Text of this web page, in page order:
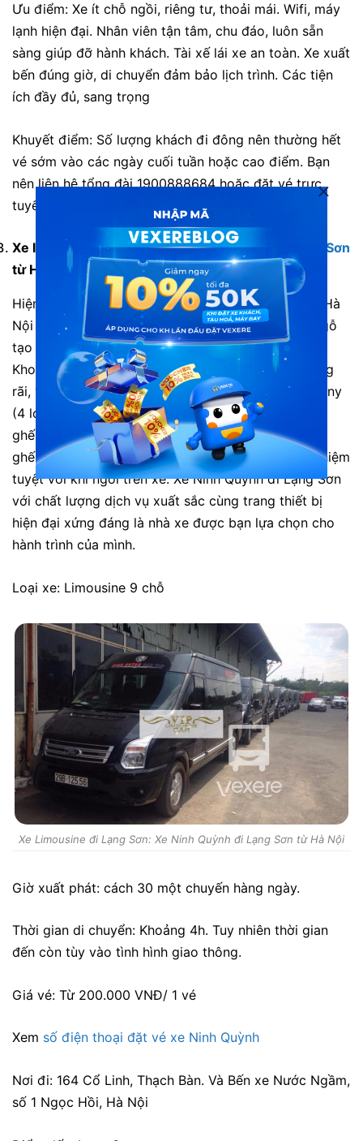
Ưu điểm: Xe ít chỗ ngồi, riêng tư, thoải mái. Wifi, máy
lạnh hiện đại. Nhân viên tận tâm, chu đáo, luôn sẵn
sàng giúp đỡ hành khách. Tài xế lái xe an toàn. Xe xuất
bến đúng giờ, di chuyển đảm bảo lịch trình. Các tiện
ích đầy đủ, sang trọng
Khuyết điểm: Số lượng khách đi đông nên thường hết
vé sớm vào các ngày cuối tuần hoặc cao điểm. Bạn
nên liên hệ tổng đài 1900888684 hoặc đặt vé trực
tuyến trước để tránh hết vé.
Xe limousine đi Lạng Sơn:Xe Ninh Quỳnh đi Lạng Sơn
từ Hà Nội
Hiện xe Ninh Quỳnh đang chủ yếu chạy trên tuyến Hà
Nội – Lạng Sơn và ngược lại. Toàn bộ xe được ốp gỗ
tạo cảm giác ấm áp và sang trọng cho hành khác.
Khoang xe 9 ghế da được thiết kế với chỗ ngồi rộng
rãi, và trang thiết bị hiện đại: hệ thống âm thanh Sony
(4 loa), wifi, đèn đọc sách từng ghế riêng biệt từng
ghế kết hợp với hệ thống đèn led xanh xung quanh
ghế luôn mang đến cho khách hàng những trải nghiệm
tuyệt vời khi ngồi trên xe. Xe Ninh Quỳnh đi Lạng Sơn
với chất lượng dịch vụ xuất sắc cùng trang thiết bị
hiện đại xứng đáng là nhà xe được bạn lựa chọn cho
hành trình của mình.
Loại xe: Limousine 9 chỗ
Xe Limousine đi Lạng Sơn: Xe Ninh Quỳnh đi Lạng Sơn từ Hà Nội
Giờ xuất phát: cách 30 một chuyến hàng ngày.
Thời gian di chuyển: Khoảng 4h. Tuy nhiên thời gian
đến còn tùy vào tình hình giao thông.
Giá vé: Từ 200.000 VNĐ/ 1 vé
Xem số điện thoại đặt vé xe Ninh Quỳnh
Nơi đi: 164 Cổ Linh, Thạch Bàn. Và Bến xe Nước Ngầm,
số 1 Ngọc Hồi, Hà Nội